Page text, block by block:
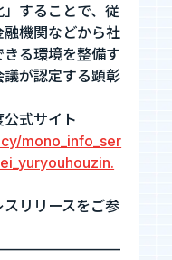
面談
することで、従
機関などから社
る環境を整備す
が認定する顕彰
式サイト
mono_info_ser
リリースをご参